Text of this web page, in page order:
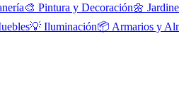
🎨 Pintura y Decoración🌼
💡 Iluminación📦 Armarios y